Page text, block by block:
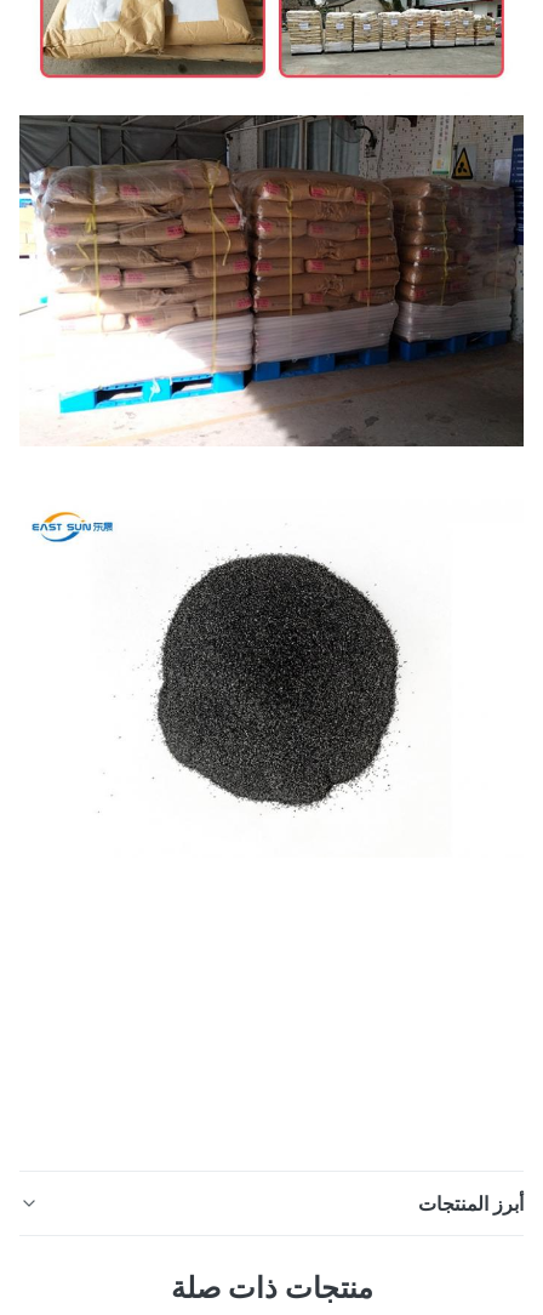
المنتجات
الأقمشة مسحوق DTF أسودوصف المنتج هذا المنتج عبارة عن
منتجات ذات صلة